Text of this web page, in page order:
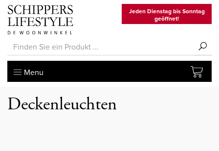
Jeden Dienstag bis Sonntag
geöffnet!
Menu
Deckenleuchten